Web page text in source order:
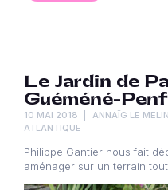
Le Jardin de
Guéméné-
10 MAI 2018 ANNAÏG LE
ATLANTIQUE
Philippe Gantier nous fait
aménager sur un terrain